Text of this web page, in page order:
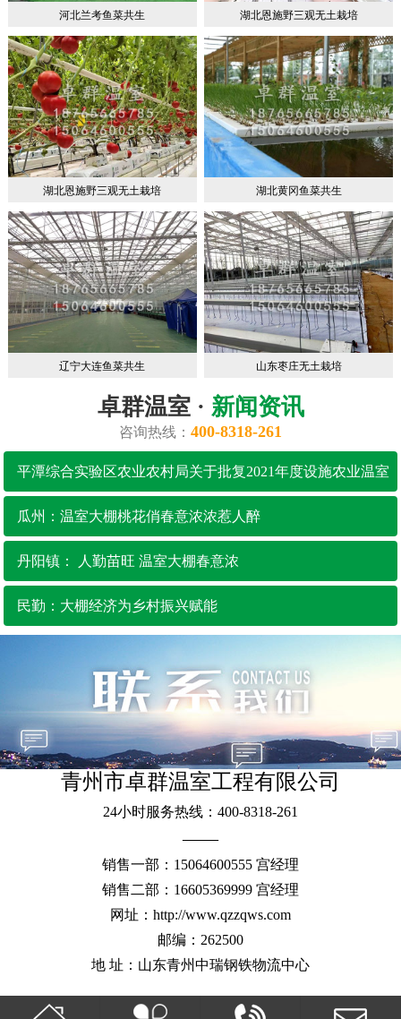
河北兰考鱼菜共生 湖北恩施野三观无土栽培
湖北恩施野三观无土栽培 湖北黄冈鱼菜共生
辽宁大连鱼菜共生 山东枣庄无土栽培
卓群温室 · 新闻资讯
咨询热线： 400-8318-261
平潭综合实验区农业农村局关于批复2021年度设施农业温室
大棚财政补助项目的函
瓜州：温室大棚桃花俏春意浓浓惹人醉
丹阳镇： 人勤苗旺 温室大棚春意浓
民勤：大棚经济为乡村振兴赋能
青州市卓群温室工程有限公司
24小时服务热线：400-8318-261
——
销售一部：15064600555 宫经理
销售二部：16605369999 宫经理
网址：http://www.qzzqws.com
邮编：262500
地 址：山东青州中瑞钢铁物流中心